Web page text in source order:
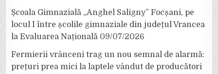
Școala Gimnazială „Anghel Saligny” Focșani, pe
locul I între școlile gimnaziale din județul Vrancea
la Evaluarea Națională 09/07/2026
Fermierii vrânceni trag un nou semnal de alarmă:
prețuri prea mici la laptele vândut de producători